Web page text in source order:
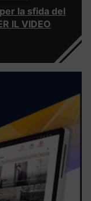
la sfida del
IL VIDEO